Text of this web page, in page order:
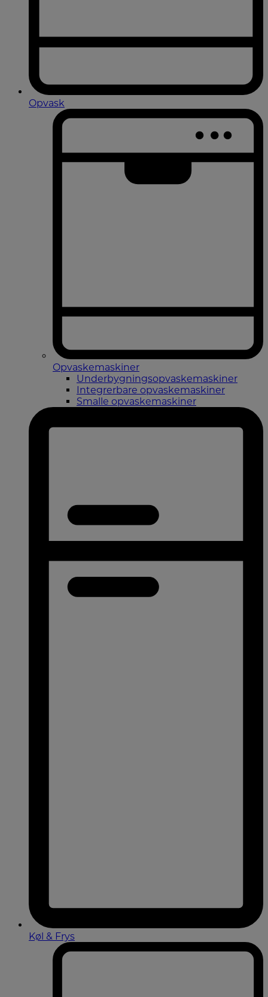
Opvask
Opvaskemaskiner
Underbygningsopvaskemaskiner
Integrerbare opvaskemaskiner
Smalle opvaskemaskiner
Køl & Frys